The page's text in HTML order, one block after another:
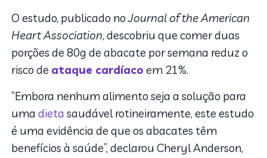
O estudo, publicado noJournal of the American
Heart Association, descobriu que comer duas
porções de 80g de abacate por semana reduz o
risco de ataque cardíaco em 21%.
“Embora nenhum alimento seja a solução para
umadieta saudável rotineiramente, este estudo
é uma evidência de que os abacates têm
benefícios à saúde”, declarou Cheryl Anderson,